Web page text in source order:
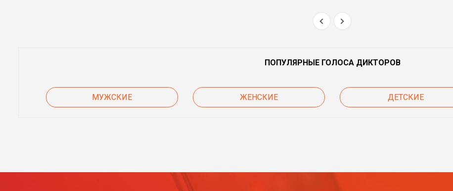
ПОПУЛЯРНЫЕ ГОЛОСА ДИКТОРОВ
МУЖСКИЕ ЖЕНСКИЕ ДЕТСКИЕ